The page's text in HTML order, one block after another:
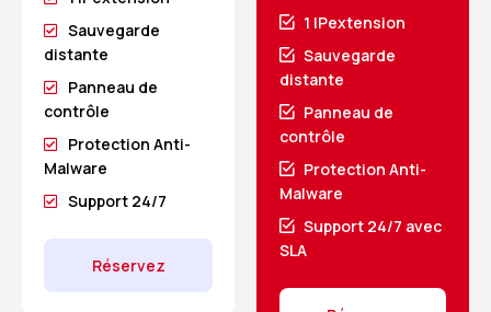
Sauvegarde
distante
Panneau de
contrôle
Protection Anti-
Malware
Support 24/7
Réservez
1 IPextension
Sauvegarde
distante
Panneau de
contrôle
Protection Anti-
Malware
Support 24/7 avec
SLA